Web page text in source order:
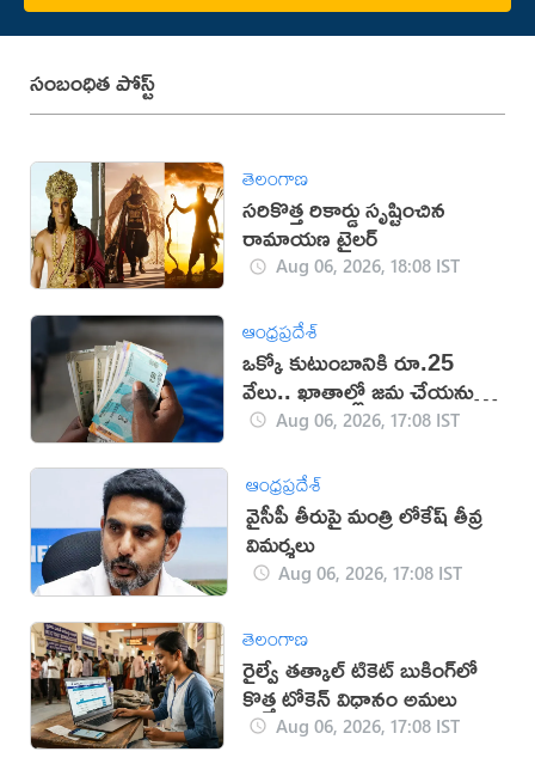
సంబంధిత పోస్ట్
తెలంగాణ
సరికొత్త రికార్డు సృష్టించిన
రామాయణ ట్రైలర్‌
Aug 06, 2026, 18:08 IST
ఆంధ్రప్రదేశ్
ఒక్కో కుటుంబానికి రూ.25
వేలు.. ఖాతాల్లో జ‌మ చేయ‌నున్న
ప్ర‌భుత్వం..!
Aug 06, 2026, 17:08 IST
ఆంధ్రప్రదేశ్
వైసీపీ తీరుపై మంత్రి లోకేష్ తీవ్ర
విమర్శలు
Aug 06, 2026, 17:08 IST
తెలంగాణ
రైల్వే తత్కాల్ టికెట్ బుకింగ్‌లో
కొత్త టోకెన్ విధానం అమలు
Aug 06, 2026, 17:08 IST